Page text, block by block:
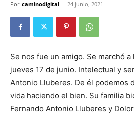
Por caminodigital - 24 junio, 2021
Se nos fue un amigo. Se marchó a
jueves 17 de junio. Intelectual y
Antonio Lluberes. De él podemos
vida haciendo el bien. Su familia
Fernando Antonio Lluberes y